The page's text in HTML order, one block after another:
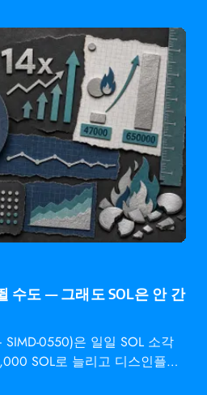
수도 — 그래도 SOL은 안 간
SIMD-0550)은 일일 SOL 소각
SOL로 늘리고 디스인플레
다 —